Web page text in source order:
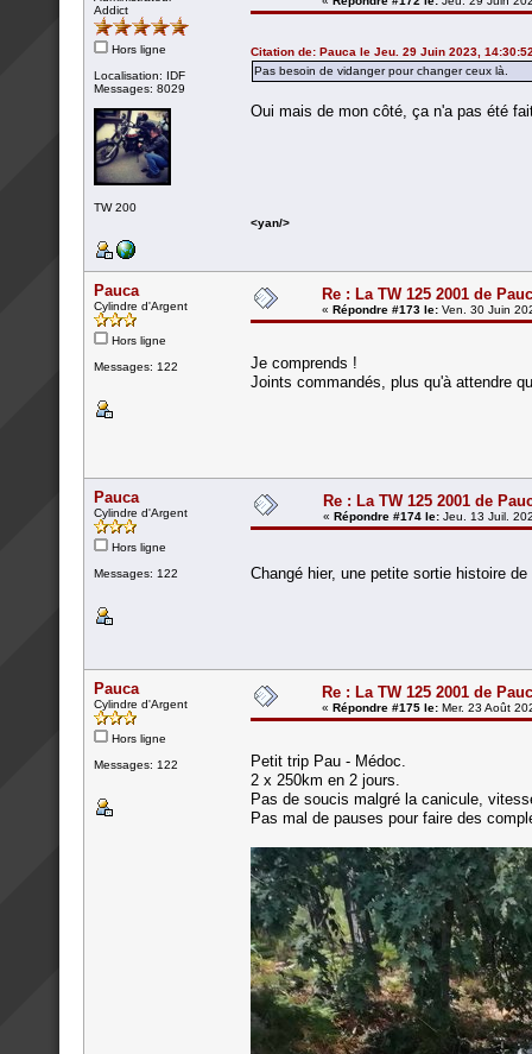
Addict
Hors ligne
Localisation: IDF
Messages: 8029
TW 200
Citation de: Pauca le Jeu. 29 Juin 2023,
Pas besoin de vidanger pour changer ceux là.
Oui mais de mon côté, ça n'a pas été
<yan/>
Pauca
Cylindre d'Argent
Hors ligne
Messages: 122
Re : La TW 125 2001 de
« Répondre #173 le: Ven. 30 Juin
Je comprends !
Joints commandés, plus qu'à attendre
Pauca
Cylindre d'Argent
Hors ligne
Messages: 122
Re : La TW 125 2001 de
« Répondre #174 le: Jeu. 13 Juil.
Changé hier, une petite sortie histoire
Pauca
Cylindre d'Argent
Hors ligne
Messages: 122
Re : La TW 125 2001 de
« Répondre #175 le: Mer. 23 Août
Petit trip Pau - Médoc.
2 x 250km en 2 jours.
Pas de soucis malgré la canicule,
Pas mal de pauses pour faire des